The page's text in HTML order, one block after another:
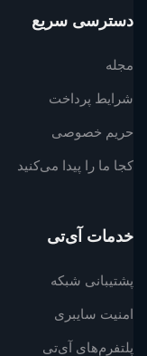
دسترسی سریع
مجله
شرایط پرداخت
حریم خصوصی
کجا ما را پیدا می‌کنید
خدمات آی‌تی
پشتیبانی شبکه
امنیت سایبری
پلتفرم‌های آی‌تی